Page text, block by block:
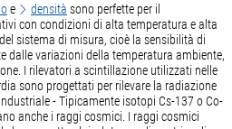
e densità sono perfette per il
con condizioni di alta temperatura e alta
sistema di misura, cioè la sensibilità di
dalle variazioni della temperatura ambiente,
I rilevatori a scintillazione utilizzati nelle
sono progettati per rilevare la radiazione
- Tipicamente isotopi Cs-137 o Co-
anche i raggi cosmici. I raggi cosmici